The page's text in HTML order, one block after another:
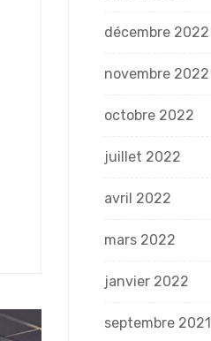
décembre 2022
novembre 2022
octobre 2022
juillet 2022
avril 2022
mars 2022
janvier 2022
septembre 2021